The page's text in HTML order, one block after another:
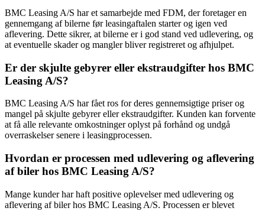
BMC Leasing A/S har et samarbejde med FDM, der foretager en
gennemgang af bilerne før leasingaftalen starter og igen ved
aflevering. Dette sikrer, at bilerne er i god stand ved udlevering, og
at eventuelle skader og mangler bliver registreret og afhjulpet.
Er der skjulte gebyrer eller ekstraudgifter hos BMC
Leasing A/S?
BMC Leasing A/S har fået ros for deres gennemsigtige priser og
mangel på skjulte gebyrer eller ekstraudgifter. Kunden kan forvente
at få alle relevante omkostninger oplyst på forhånd og undgå
overraskelser senere i leasingprocessen.
Hvordan er processen med udlevering og aflevering
af biler hos BMC Leasing A/S?
Mange kunder har haft positive oplevelser med udlevering og
aflevering af biler hos BMC Leasing A/S. Processen er blevet